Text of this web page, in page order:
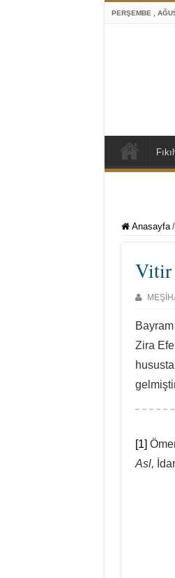
PERŞEMBE ,
Anasayfa /
Vitir
Zira
[1]
Asl,